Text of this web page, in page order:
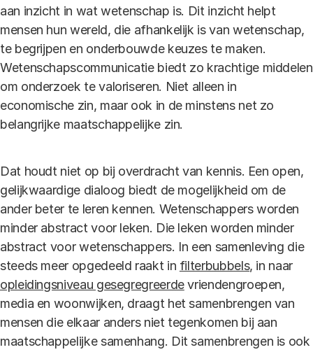
aan inzicht in wat wetenschap is. Dit inzicht helpt
mensen hun wereld, die afhankelijk is van wetenschap,
te begrijpen en onderbouwde keuzes te maken.
Wetenschapscommunicatie biedt zo krachtige middelen
om onderzoek te valoriseren. Niet alleen in
economische zin, maar ook in de minstens net zo
belangrijke maatschappelijke zin.
Dat houdt niet op bij overdracht van kennis. Een open,
gelijkwaardige dialoog biedt de mogelijkheid om de
ander beter te leren kennen. Wetenschappers worden
minder abstract voor leken. Die leken worden minder
abstract voor wetenschappers. In een samenleving die
steeds meer opgedeeld raakt in filterbubbels, in naar
opleidingsniveau gesegregreerdevriendengroepen,
media en woonwijken, draagt het samenbrengen van
mensen die elkaar anders niet tegenkomen bij aan
maatschappelijke samenhang. Dit samenbrengen is ook